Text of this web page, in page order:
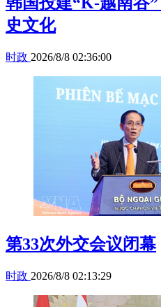
史文化
时政 2026/8/8 02:36:00
第33次外交会议闭幕
时政 2026/8/8 02:13:29